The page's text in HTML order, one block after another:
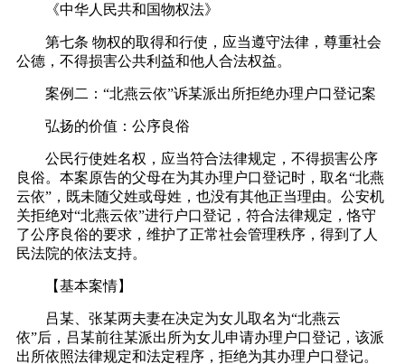
《中华人民共和国物权法》
第七条 物权的取得和行使，应当遵守法律，尊重社会
公德，不得损害公共利益和他人合法权益。
案例二：“北燕云依”诉某派出所拒绝办理户口登记案
弘扬的价值：公序良俗
公民行使姓名权，应当符合法律规定，不得损害公序
良俗。本案原告的父母在为其办理户口登记时，取名“北燕
云依”，既未随父姓或母姓，也没有其他正当理由。公安机
关拒绝对“北燕云依”进行户口登记，符合法律规定，恪守
了公序良俗的要求，维护了正常社会管理秩序，得到了人
民法院的依法支持。
【基本案情】
吕某、张某两夫妻在决定为女儿取名为“北燕云
依”后，吕某前往某派出所为女儿申请办理户口登记，该派
出所依照法律规定和法定程序，拒绝为其办理户口登记。